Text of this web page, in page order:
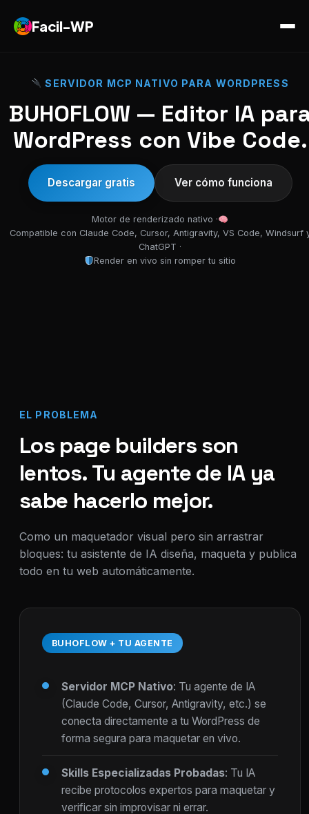
Facil-WP
SERVIDOR MCP NATIVO PARA WORDPRESS
BUHOFLOW — Editor IA
WordPress con Vibe Code.
Descargar gratis Ver cómo funciona
Motor de renderizado nativo ·
Compatible con Claude Code, Cursor, Antigravity, VS Code, Windsurf
ChatGPT ·
Render en vivo sin romper tu sitio
EL PROBLEMA
Los page builders son
lentos. Tu agente de IA ya
sabe hacerlo mejor.
Como un maquetador visual pero sin arrastrar
bloques: tu asistente de IA diseña, maqueta y publica
todo en tu web automáticamente.
BUHOFLOW + TU AGENTE
Servidor MCP Nativo: Tu agente de IA
(Claude Code, Cursor, Antigravity, etc.) se
conecta directamente a tu WordPress de
forma segura para maquetar en vivo.
Skills Especializadas Probadas: Tu IA
recibe protocolos expertos para maquetar y
verificar sin improvisar ni errar.